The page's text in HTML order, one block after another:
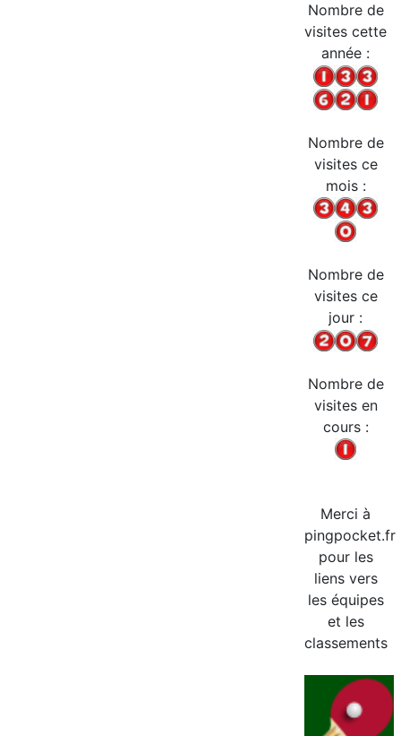
Nombre de
visites cette
année :
Nombre de
visites ce
mois :
Nombre de
visites ce
jour :
Nombre de
visites en
cours :
Merci à
pingpocket.fr
pour les
liens vers
les équipes
et les
classements